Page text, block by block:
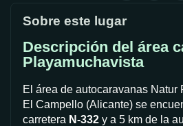
Sobre este lugar
Descripción del área
Playamuchavista
El área de autocaravanas Natur
El Campello (Alicante) se
carretera N-332 y a 5 km de la